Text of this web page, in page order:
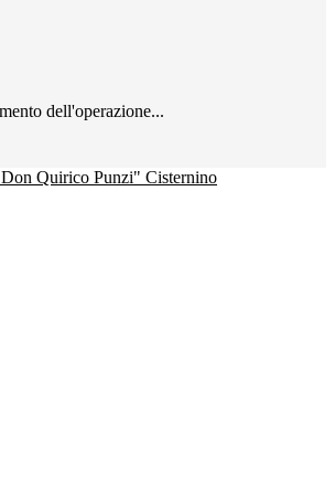
dell'operazione...